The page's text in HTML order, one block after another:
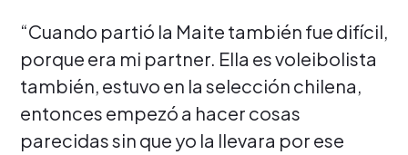
“Cuando partió la Maite también fue difícil,
porque era mi partner. Ella es voleibolista
también, estuvo en la selección chilena,
entonces empezó a hacer cosas
parecidas sin que yo la llevara por ese